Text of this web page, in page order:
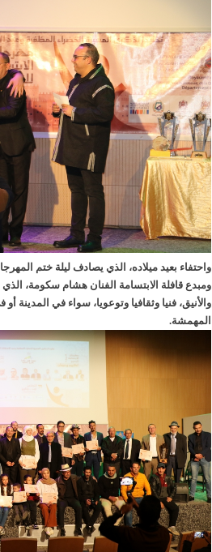
واحتفاء بعيد ميلاده، الذي يصادف ليلة ختم
ومبدع قافلة الابتسامة الفنان هشام سكومة،
والأنيق، فنيا وثقافيا وتوعويا، سواء في المدينة
المهمشة.